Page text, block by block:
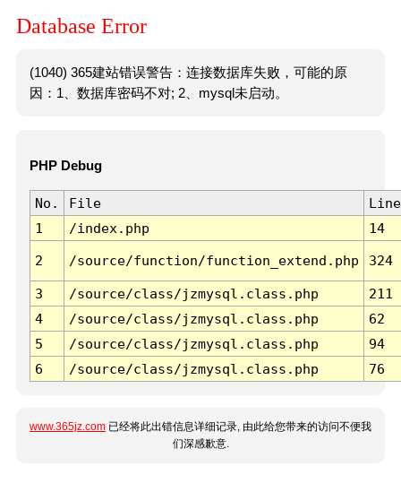
Database Error
(1040) 365建站错误警告：连接数据库失败，可能的原
因：1、数据库密码不对; 2、mysql未启动。
PHP Debug
No. File
Line
1
/index.php 14
2 /source/function/function_extend.php 324
3 /source/class/jzmysql.class.php
211
4
/source/class/jzmysql.class.php
62
5
/source/class/jzmysql.class.php
94
6
/source/class/jzmysql.class.php 76
www.365jz.com 已经将此出错信息详细记录, 由此给您带来的访问不便我
们深感歉意.